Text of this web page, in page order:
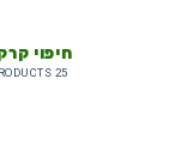
חיפוי
25 PRODUCTS